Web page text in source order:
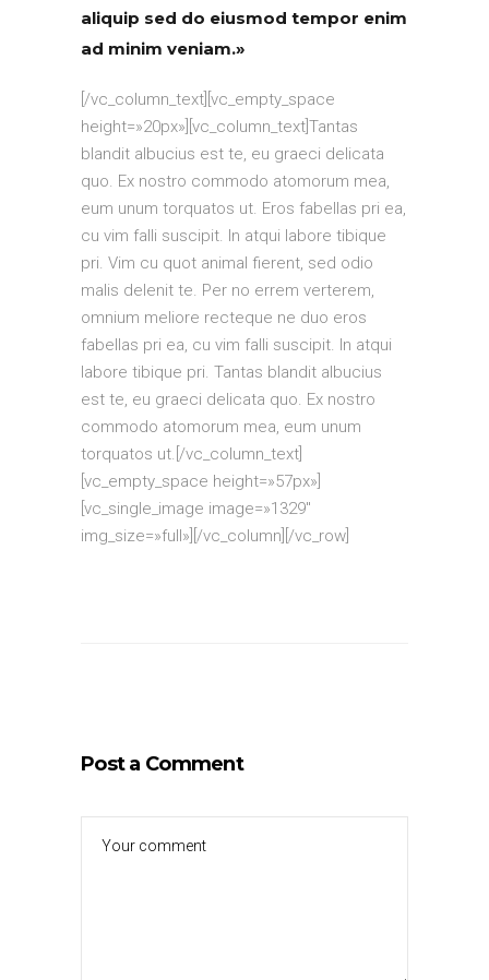
aliquip sed do eiusmod tempor enim
ad minim veniam.»
[/vc_column_text][vc_empty_space
height=»20px»][vc_column_text]Tantas
blandit albucius est te, eu graeci delicata
quo. Ex nostro commodo atomorum mea,
eum unum torquatos ut. Eros fabellas pri ea,
cu vim falli suscipit. In atqui labore tibique
pri. Vim cu quot animal fierent, sed odio
malis delenit te. Per no errem verterem,
omnium meliore recteque ne duo eros
fabellas pri ea, cu vim falli suscipit. In atqui
labore tibique pri. Tantas blandit albucius
est te, eu graeci delicata quo. Ex nostro
commodo atomorum mea, eum unum
torquatos ut.[/vc_column_text]
[vc_empty_space height=»57px»]
[vc_single_image image=»1329″
img_size=»full»][/vc_column][/vc_row]
Post a Comment